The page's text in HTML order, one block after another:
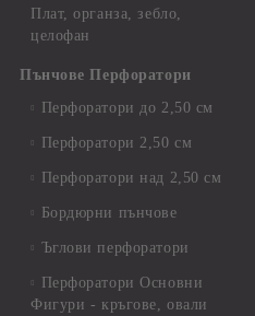
Плат, органза, зебло,
целофан
Пънчове Перфоратори
Перфоратори до 2,50 см
Перфоратори 2,50 см
Перфоратори над 2,50 см
Бордюрни пънчове
Ъглови перфоратори
Перфоратори Основни
Фигури - кръгове, овали